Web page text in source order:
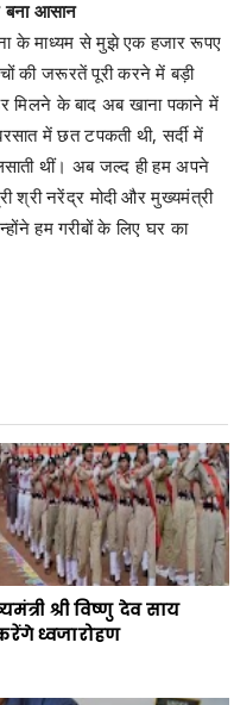
बना आसान
के माध्यम से मुझे एक हजार रूपए
की जरूरतें पूरी करने में बड़ी
मिलने के बाद अब खाना पकाने में
में छत टपकती थी, सर्दी में
थीं। अब जल्द ही हम अपने
श्री नरेंद्र मोदी और मुख्यमंत्री
हम गरीबों के लिए घर का
श्री विष्णु देव साय
ध्वजारोहण